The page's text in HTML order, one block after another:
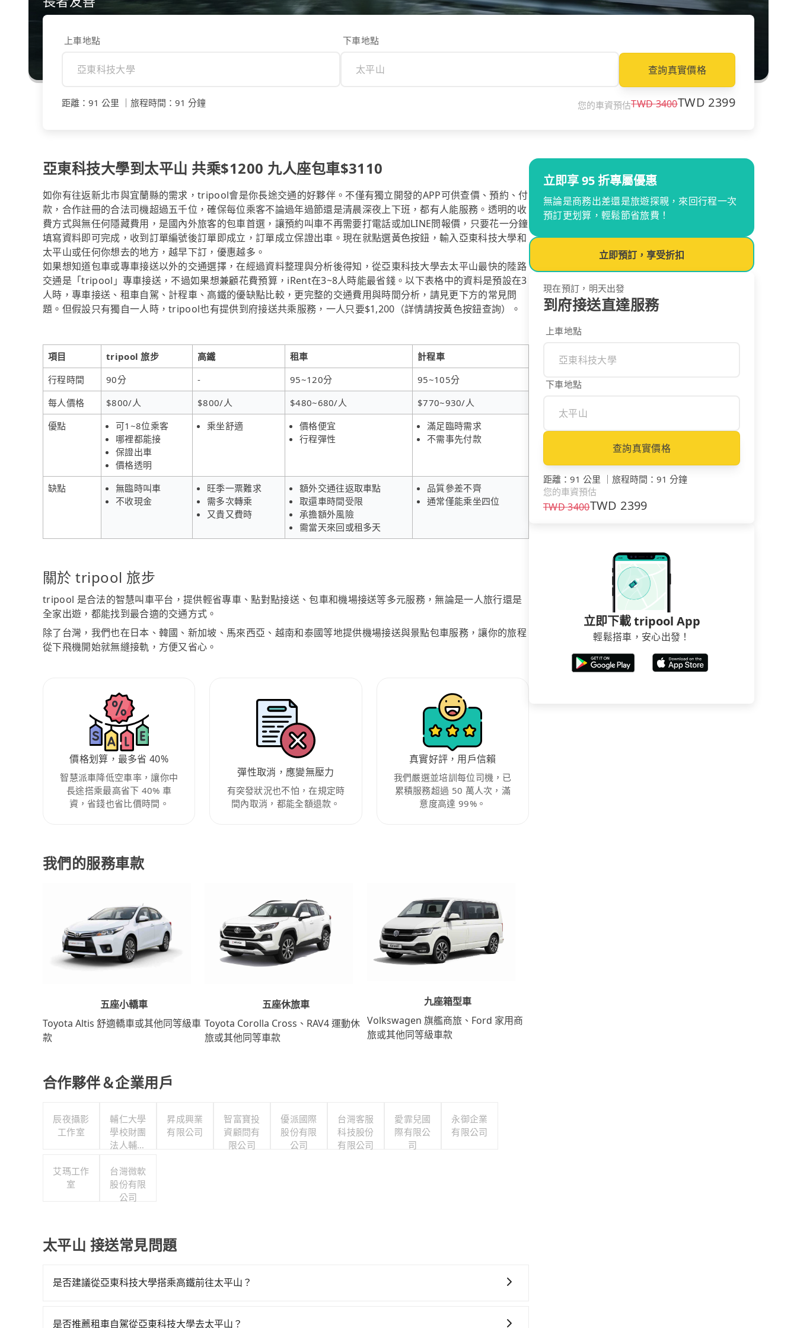
上車地點 下車地點
查詢真實價格
距離 ： 91 公里 旅程時間 ： 91 分鐘 您的車資預估TWD3400TWD 2399
亞東科技大學到太平山 共乘$1200 九人座包車$3110
如你有往返新北市與宜蘭縣的需求，tripool會是你長途交通的好夥伴。不僅有獨立開發的APP可供查價、預約、付
款，合作註冊的合法司機超過五千位，確保每位乘客不論過年過節還是清晨深夜上下班，都有人能服務。透明的收
費方式與無任何隱藏費用，是國內外旅客的包車首選，讓預約叫車不再需要打電話或加LINE問報價，只要花一分鐘
填寫資料即可完成，收到訂單編號後訂單即成立，訂單成立保證出車。現在就點選黃色按鈕，輸入亞東科技大學和
太平山或任何你想去的地方，越早下訂，優惠越多。
如果想知道包車或專車接送以外的交通選擇，在經過資料整理與分析後得知，從亞東科技大學去太平山最快的陸路
交通是「tripool」專車接送，不過如果想兼顧花費預算，iRent在3~8人時能最省錢。以下表格中的資料是預設在3
人時，專車接送、租車自駕、計程車、高鐵的優缺點比較，更完整的交通費用與時間分析，請見更下方的常見問
題。但假設只有獨自一人時，tripool也有提供到府接送共乘服務，一人只要$1,200（詳情請按黃色按鈕查詢）。
項目 tripool 旅步 高鐵 租車
計程車
行程時間
90分 - 95~120分
95~105分
每人價格
$800/人 $800/人 $480~680/人
$770~930/人
優點
可1~8位乘客
哪裡都能接
保證出車
價格透明
乘坐舒適
價格便宜
行程彈性
滿足臨時需求
不需事先付款
缺點
無臨時叫車
不收現金
旺季一票難求
需多次轉乘
又貴又費時
額外交通往返取車點
取還車時間受限
承擔額外風險
需當天來回或租多天
品質參差不齊
通常僅能乘坐四位
關於 tripool 旅步
tripool 是合法的智慧叫車平台，提供輕省專車、點對點接送、包車和機場接送等多元服務，無論是一人旅行還是
全家出遊，都能找到最合適的交通方式。
除了台灣，我們也在日本、韓國、新加坡、馬來西亞、越南和泰國等地提供機場接送與景點包車服務，讓你的旅程
從下飛機開始就無縫接軌，方便又省心。
價格划算，最多省 40%
智慧派車降低空車率，讓你中
長途搭乘最高省下 40% 車
資，省錢也省比價時間。
彈性取消，應變無壓力
有突發狀況也不怕，在規定時
間內取消，都能全額退款。
真實好評，用戶信賴
我們嚴選並培訓每位司機，已
累積服務超過 50 萬人次，滿
意度高達 99%。
我們的服務車款
五座小轎車
Toyota Altis 舒適轎車或其他同等級車
款
五座休旅車
Toyota Corolla Cross、RAV4 運動休
旅或其他同等車款
九座箱型車
Volkswagen 旗艦商旅、Ford 家用商
旅或其他同等級車款
合作夥伴＆企業用戶
辰夜攝影
工作室
輔仁大學
學校財團
法人輔仁
昇成興業
有限公司
智富寶投
資顧問有
限公司
優派國際
股份有限
公司
台灣客服
科技股份
有限公司
愛霏兒國
際有限公
司
永御企業
有限公司
艾瑪工作
室
台灣微軟
股份有限
公司
太平山 接送常見問題
是否建議從亞東科技大學搭乘高鐵前往太平山？
車次，從最早07:02到23:42，過了末班車到清晨的時段，還是要找其他交通方案。假設從亞東科技大學 (新北市
是否推薦租車自駕從亞東科技大學去太平山？
立即享 95 折專屬優惠
無論是商務出差還是旅遊探親，來回行程一次
預訂更划算，輕鬆節省旅費！
立即預訂，享受折扣
現在預訂，明天出發
到府接送直達服務
上車地點
下車地點
查詢真實價格
距離 ： 91 公里 ｜ 旅程時間 ： 91 分鐘
您的車資預估
TWD3400TWD 2399
立即下載 tripool App
輕鬆搭車，安心出發！